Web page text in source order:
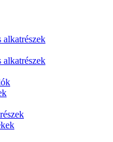
alkatrészek
alkatrészek